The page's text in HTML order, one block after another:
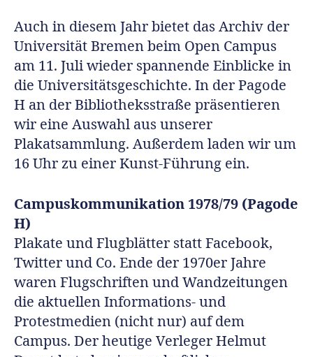
Auch in diesem Jahr bietet das Archiv der
Universität Bremen beim Open Campus
am 11. Juli wieder spannende Einblicke in
die Universitätsgeschichte. In der Pagode
H an der Bibliotheksstraße präsentieren
wir eine Auswahl aus unserer
Plakatsammlung. Außerdem laden wir um
16 Uhr zu einer Kunst-Führung ein.
Campuskommunikation 1978/79 (Pagode
H)
Plakate und Flugblätter statt Facebook,
Twitter und Co. Ende der 1970er Jahre
waren Flugschriften und Wandzeitungen
die aktuellen Informations- und
Protestmedien (nicht nur) auf dem
Campus. Der heutige Verleger Helmut